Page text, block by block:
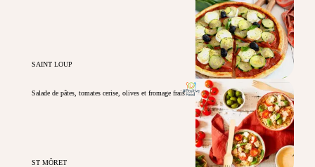
SAINT LOUP
Salade de pâtes, tomates cerise, olives et fromage frais
ST MÔRET